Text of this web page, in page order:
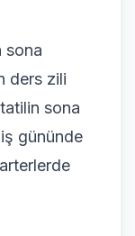
sona
ders zili
sona
gününde